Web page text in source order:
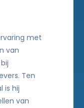
met
van
Ten
is hij
van